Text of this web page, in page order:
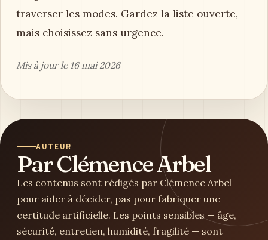
traverser les modes. Gardez la liste ouverte,
mais choisissez sans urgence.
Mis à jour le 16 mai 2026
AUTEUR
Par Clémence Arbel
Les contenus sont rédigés par Clémence Arbel
pour aider à décider, pas pour fabriquer une
certitude artificielle. Les points sensibles — âge,
sécurité, entretien, humidité, fragilité — sont